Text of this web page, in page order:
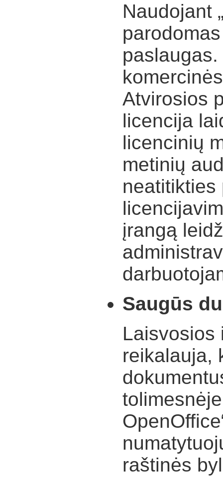
Naudojant
Atvirosios
licencija
licencinių
metinių
neatitikties
įrangą
Saugūs
Laisvosios
reikalauja,
raštinės